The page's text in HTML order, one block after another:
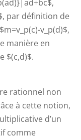
par définition de
v_p(d)$,
manière en
$(c,d)$.
rationnel non
à cette notion,
d’un
comme